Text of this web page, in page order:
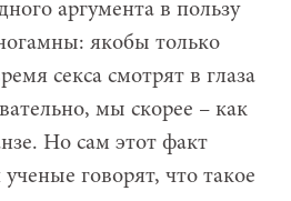
аргумента в пользу
якобы только
секса смотрят в глаза
мы скорее – как
Но сам этот факт
говорят, что такое